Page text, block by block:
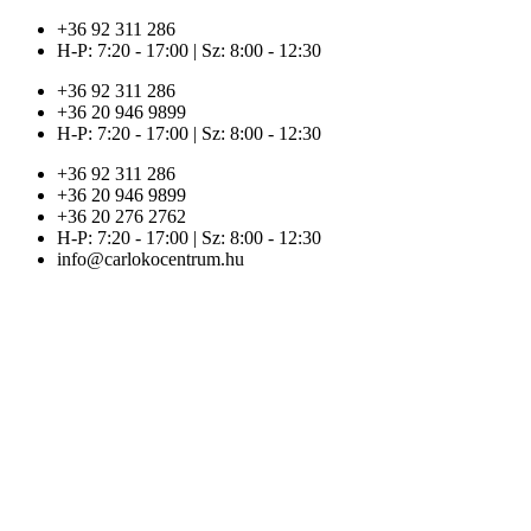
Ugrás
+36 92 311 286
H-P: 7:20 - 17:00 | Sz: 8:00 - 12:30
+36 92 311 286
+36 20 946 9899
H-P: 7:20 - 17:00 | Sz: 8:00 - 12:30
+36 92 311 286
+36 20 946 9899
+36 20 276 2762
H-P: 7:20 - 17:00 | Sz: 8:00 - 12:30
info@carlokocentrum.hu